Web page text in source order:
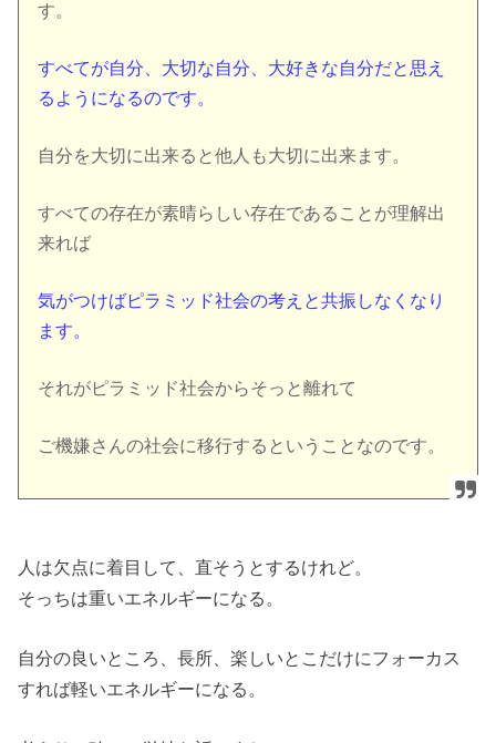
す。
すべてが自分、大切な自分、大好きな自分だと思え
るようになるのです。
自分を大切に出来ると他人も大切に出来ます。
すべての存在が素晴らしい存在であることが理解出
来れば
気がつけばピラミッド社会の考えと共振しなくなり
ます。
それがピラミッド社会からそっと離れて
ご機嫌さんの社会に移行するということなのです。
人は欠点に着目して、直そうとするけれど。
そっちは重いエネルギーになる。
自分の良いところ、長所、楽しいとこだけにフォーカス
すれば軽いエネルギーになる。